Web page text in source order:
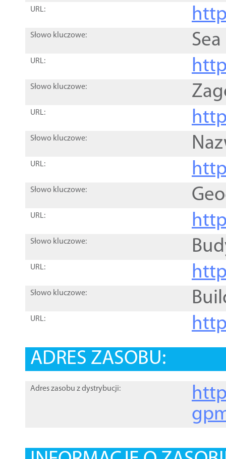
URL:
Słowo kluczowe:
URL:
Słowo kluczowe:
URL:
Słowo kluczowe:
URL:
Słowo kluczowe:
URL:
Słowo kluczowe:
URL:
Słowo kluczowe:
URL:
ADRES ZASOBU:
Adres zasobu z dystrybucji: